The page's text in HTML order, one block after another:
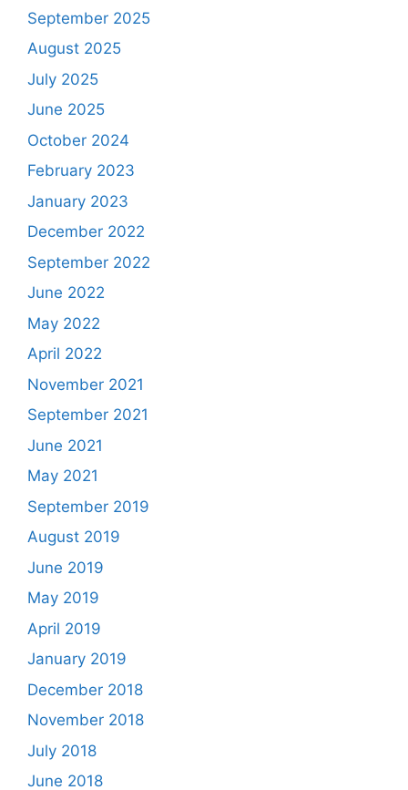
September 2025
August 2025
July 2025
June 2025
October 2024
February 2023
January 2023
December 2022
September 2022
June 2022
May 2022
April 2022
November 2021
September 2021
June 2021
May 2021
September 2019
August 2019
June 2019
May 2019
April 2019
January 2019
December 2018
November 2018
July 2018
June 2018